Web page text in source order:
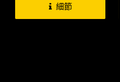
想的解決方案。...
細節